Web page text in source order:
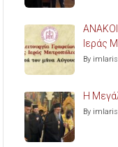
Ιεράς
By
Η
By